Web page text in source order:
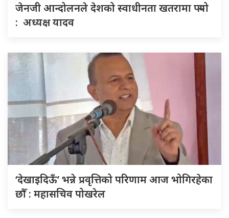
जेनजी आन्दोलनले देशको स्वाधीनता खतरामा पर्‍यो
: अध्यक्ष यादव
‘देखाइदिऊँ’ भन्ने प्रवृत्तिको परिणाम आज भोगिरहेका
छौँ : महासचिव पोखरेल